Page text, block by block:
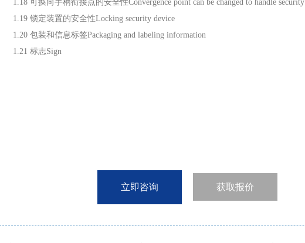
1.18 可换向手柄衔接点的安全性Convergence point can be changed to handle security
1.19 锁定装置的安全性Locking security device
1.20 包装和信息标签Packaging and labeling information
1.21 标志Sign
立即咨询 获取报价